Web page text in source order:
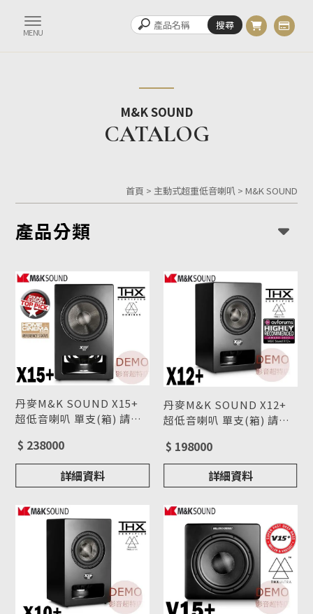
M&K SOUND
首頁 > 主動式超重低音喇叭 > M&K SOUND
產品分類
丹麥M&K SOUND X15+
超低音喇叭 單支(箱) 請來
$ 238000
詳細資料
丹麥M&K SOUND X12+
超低音喇叭 單支(箱) 請來
$ 198000
詳細資料